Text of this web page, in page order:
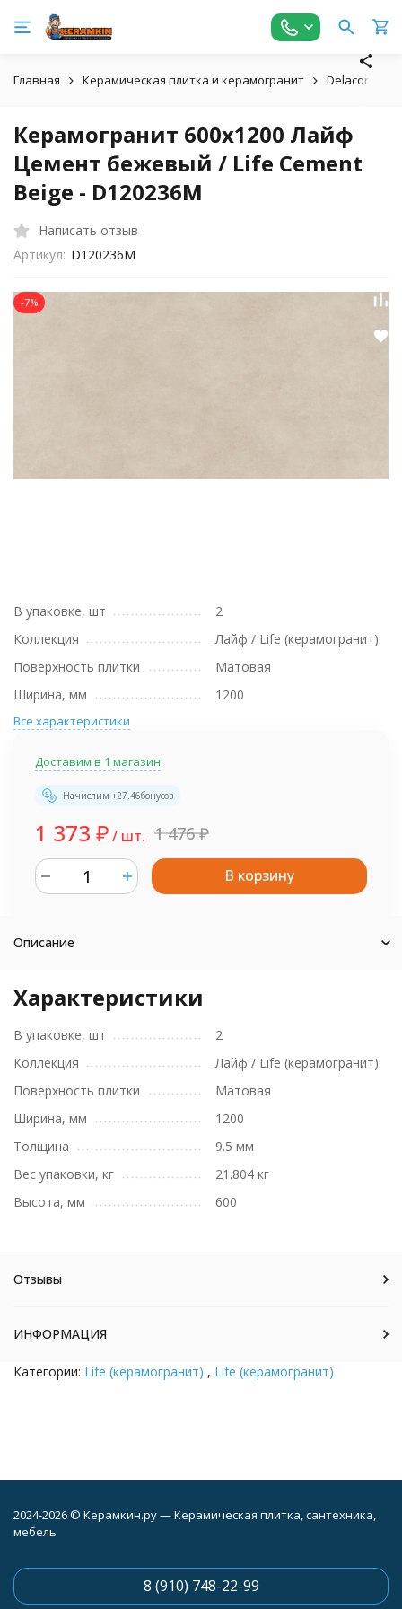
Главная Керамическая плитка и керамогранит Delacora
Керамогранит 600x1200 Лайф
Цемент бежевый / Life Cement
Beige - D120236M
Написать отзыв
Артикул: D120236M
-7%
В упаковке, шт
2
Коллекция
Лайф / Life (керамогранит)
Поверхность плитки
Матовая
Ширина, мм
1200
Все характеристики
Доставим в 1 магазин
Начислим +27.46бонусов
1 373 ₽/ шт. 1 476₽
В корзину
Описание
Характеристики
В упаковке, шт
2
Коллекция
Лайф / Life (керамогранит)
Поверхность плитки
Матовая
Ширина, мм
1200
Толщина
9.5 мм
Вес упаковки, кг
21.804 кг
Высота, мм
600
Отзывы
ИНФОРМАЦИЯ
Категории: Life (керамогранит) , Life (керамогранит)
2024-2026 © Керамкин.ру — Керамическая плитка, сантехника,
мебель
8 (910) 748-22-99